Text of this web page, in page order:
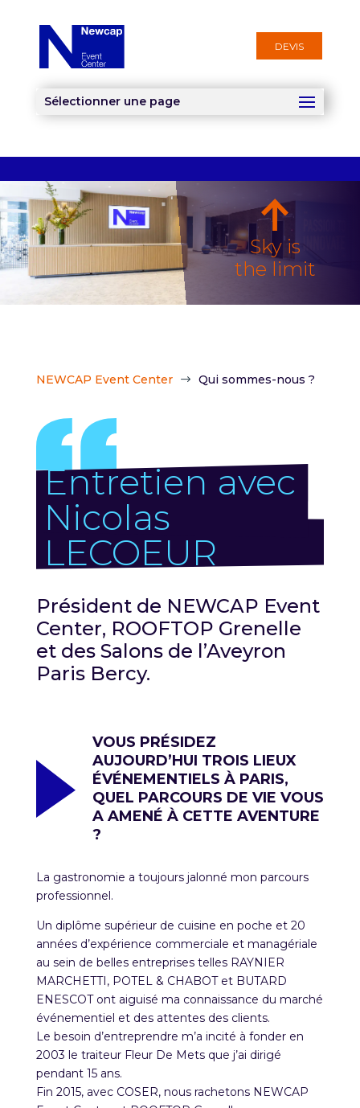
DEVIS
Sélectionner une page
Sky is
the limit
NEWCAP Event Center $ Qui sommes-nous ?
Entretien avec
Nicolas
LECOEUR
Président de NEWCAP Event
Center, ROOFTOP Grenelle
et des Salons de l’Aveyron
Paris Bercy.
VOUS PRÉSIDEZ
AUJOURD’HUI TROIS LIEUX
ÉVÉNEMENTIELS À PARIS,
QUEL PARCOURS DE VIE VOUS
A AMENÉ À CETTE AVENTURE
?
La gastronomie a toujours jalonné mon parcours
professionnel.
Un diplôme supérieur de cuisine en poche et 20
années d’expérience commerciale et managériale
au sein de belles entreprises telles RAYNIER
MARCHETTI, POTEL & CHABOT et BUTARD
ENESCOT ont aiguisé ma connaissance du marché
événementiel et des attentes des clients.
Le besoin d’entreprendre m’a incité à fonder en
2003 le traiteur Fleur De Mets que j’ai dirigé
pendant 15 ans.
Fin 2015, avec COSER, nous rachetons NEWCAP